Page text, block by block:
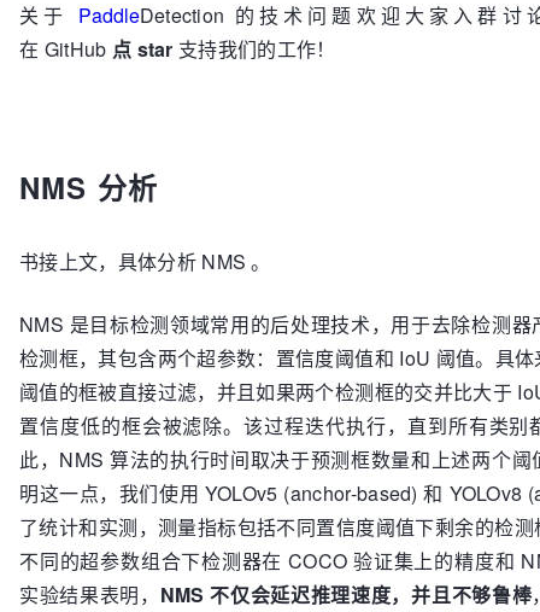
关于 PaddleDetection 的技术问题欢迎大家入群讨
在 GitHub 点 star 支持我们的工作！
NMS 分析
书接上文，具体分析 NMS 。
NMS 是目标检测领域常用的后处理技术，用于去除检测
检测框，其包含两个超参数：置信度阈值和 IoU 阈值。具
阈值的框被直接过滤，并且如果两个检测框的交并比大于
置信度低的框会被滤除。该过程迭代执行，直到所有类别
此，NMS 算法的执行时间取决于预测框数量和上述两个
明这一点，我们使用 YOLOv5 (anchor-based) 和 YOLOv8
了统计和实测，测量指标包括不同置信度阈值下剩余的检
不同的超参数组合下检测器在 COCO 验证集上的精度和
实验结果表明， NMS 不仅会延迟推理速度，并且不够鲁棒